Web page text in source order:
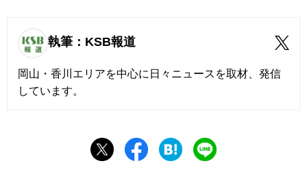
執筆：KSB報道
岡山・香川エリアを中心に日々ニュースを取材、発信
しています。